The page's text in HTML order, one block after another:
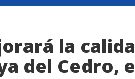
la
del Cedro,